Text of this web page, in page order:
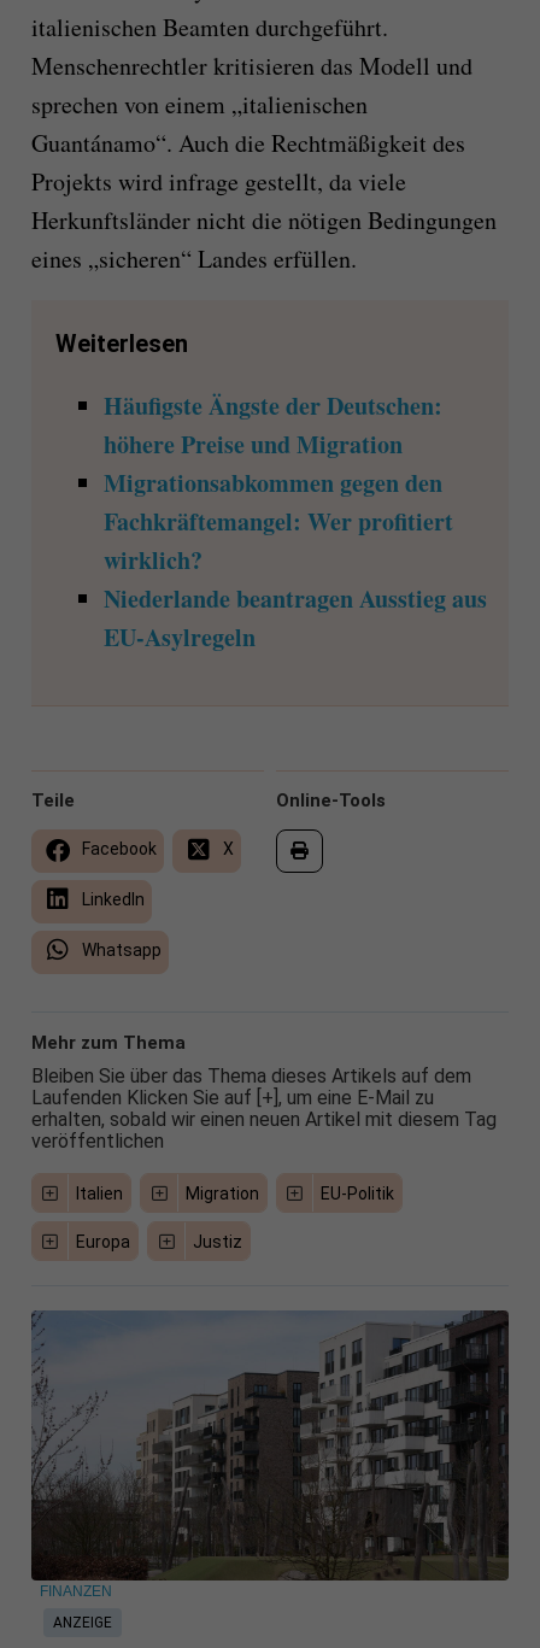
italienischen Beamten durchgeführt.
Menschenrechtler kritisieren das Modell und
sprechen von einem „italienischen
Guantánamo“. Auch die Rechtmäßigkeit des
Projekts wird infrage gestellt, da viele
Herkunftsländer nicht die nötigen Bedingungen
eines „sicheren“ Landes erfüllen.
Weiterlesen
Häufigste Ängste der Deutschen:
höhere Preise und Migration
Migrationsabkommen gegen den
Fachkräftemangel: Wer profitiert
wirklich?
Niederlande beantragen Ausstieg aus
EU-Asylregeln
Online-Tools
Teile
Facebook X
LinkedIn
Whatsapp
Mehr zum Thema
Bleiben Sie über das Thema dieses Artikels auf dem
Laufenden Klicken Sie auf [+], um eine E-Mail zu
erhalten, sobald wir einen neuen Artikel mit diesem Tag
veröffentlichen
Italien Migration EU-Politik
Europa Justiz
ANZEIGE
FINANZEN